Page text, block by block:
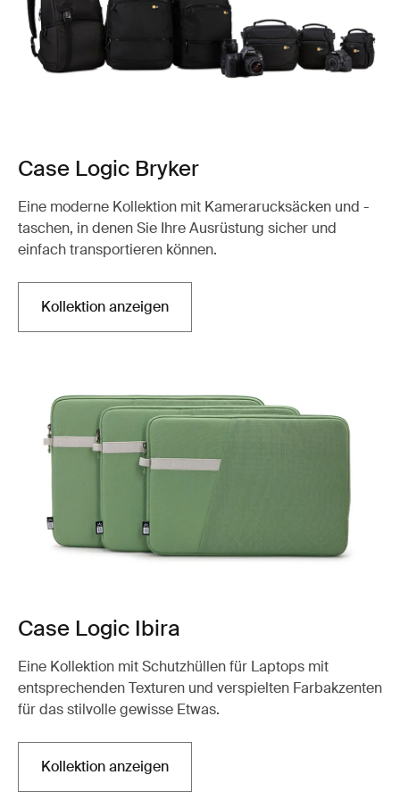
Case Logic Bryker
Eine moderne Kollektion mit Kamerarucksäcken und -
taschen, in denen Sie Ihre Ausrüstung sicher und
einfach transportieren können.
Kollektion anzeigen
Case Logic Ibira
Eine Kollektion mit Schutzhüllen für Laptops mit
entsprechenden Texturen und verspielten Farbakzenten
für das stilvolle gewisse Etwas.
Kollektion anzeigen